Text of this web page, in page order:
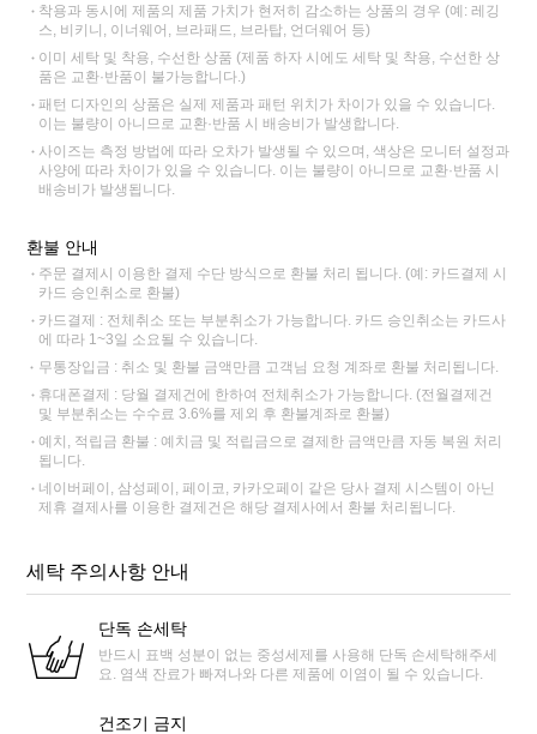
착용과 동시에 제품의 제품 가치가 현저히 감소하는 상품의 경우 (예: 레깅
스, 비키니, 이너웨어, 브라패드, 브라탑, 언더웨어 등)
이미 세탁 및 착용, 수선한 상품 (제품 하자 시에도 세탁 및 착용, 수선한 상
품은 교환·반품이 불가능합니다.)
패턴 디자인의 상품은 실제 제품과 패턴 위치가 차이가 있을 수 있습니다.
이는 불량이 아니므로 교환·반품 시 배송비가 발생합니다.
사이즈는 측정 방법에 따라 오차가 발생될 수 있으며, 색상은 모니터 설정과
사양에 따라 차이가 있을 수 있습니다. 이는 불량이 아니므로 교환·반품 시
배송비가 발생됩니다.
환불 안내
주문 결제시 이용한 결제 수단 방식으로 환불 처리 됩니다. (예: 카드결제 시
카드 승인취소로 환불)
카드결제 : 전체취소 또는 부분취소가 가능합니다. 카드 승인취소는 카드사
에 따라 1~3일 소요될 수 있습니다.
무통장입금 : 취소 및 환불 금액만큼 고객님 요청 계좌로 환불 처리됩니다.
휴대폰결제 : 당월 결제건에 한하여 전체취소가 가능합니다. (전월결제건
및 부분취소는 수수료 3.6%를 제외 후 환불계좌로 환불)
예치, 적립금 환불 : 예치금 및 적립금으로 결제한 금액만큼 자동 복원 처리
됩니다.
네이버페이, 삼성페이, 페이코, 카카오페이 같은 당사 결제 시스템이 아닌
제휴 결제사를 이용한 결제건은 해당 결제사에서 환불 처리됩니다.
세탁 주의사항 안내
단독 손세탁
반드시 표백 성분이 없는 중성세제를 사용해 단독 손세탁해주세
요. 염색 잔료가 빠져나와 다른 제품에 이염이 될 수 있습니다.
건조기 금지